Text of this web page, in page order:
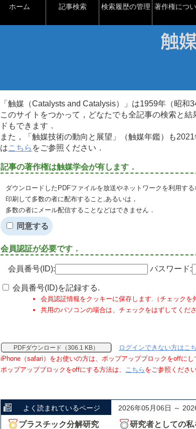
ホーム 記事検索 検索履歴の管理 著作権につ
「触媒（Catalysts and Catalysis）」は1959年（昭和
このサイトをつかって，どなたでも全記事の検索と
ドもできます．
また，「触媒技術の動向と展望」（触媒年鑑）も
はこちら をご参照ください．
記事の著作権は触媒学会が有します．
ダウンロードしたPDFファイルを放送やネットワークを利用す
印刷して多数の者に配布すること,あるいは，
多数の者にメール配信することなどはできません．
同意する
会員認証が必要です．
会員番号(ID): パスワード:
会員番号(ID)を記録する.
会員認証情報をクッキーに保存します.（チェックを
共用のパソコンの場合は、チェックをはずしてくだ
PDFダウンロード（306.1 KB）
ログインできない方はこ
iPhone（safari）をお使いの方は、ポップアップブロックをoffにし
ポップアップブロックをoffにする方法は、 こちら をご参照ください
よく読まれているページ 2026年05月06日 ～
プラスチック分解研究
研究者としての私